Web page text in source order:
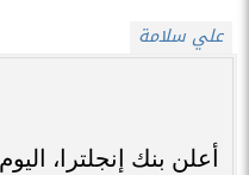
علي سلامة
أعلن بنك إنجلترا،